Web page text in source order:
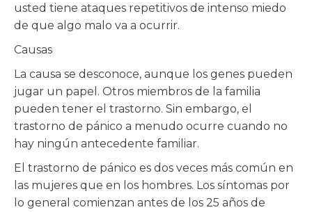
usted tiene ataques repetitivos de intenso miedo
de que algo malo va a ocurrir.
Causas
La causa se desconoce, aunque los genes pueden
jugar un papel. Otros miembros de la familia
pueden tener el trastorno. Sin embargo, el
trastorno de pánico a menudo ocurre cuando no
hay ningún antecedente familiar.
El trastorno de pánico es dos veces más común en
las mujeres que en los hombres. Los síntomas por
lo general comienzan antes de los 25 años de